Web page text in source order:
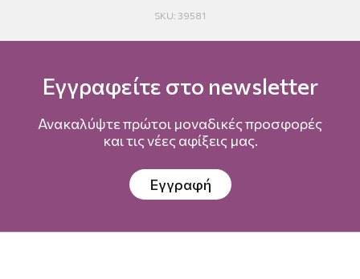
SKU: 39581
Εγγραφείτε στο newsletter
Ανακαλύψτε πρώτοι μοναδικές προσφορές
και τις νέες αφίξεις μας.
Εγγραφή